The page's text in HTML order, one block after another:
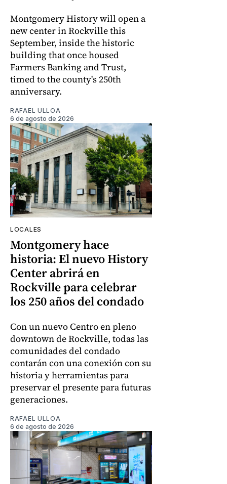
Montgomery History will open a
new center in Rockville this
September, inside the historic
building that once housed
Farmers Banking and Trust,
timed to the county's 250th
anniversary.
RAFAEL ULLOA
6 de agosto de 2026
LOCALES
Montgomery hace
historia: El nuevo History
Center abrirá en
Rockville para celebrar
los 250 años del condado
Con un nuevo Centro en pleno
downtown de Rockville, todas las
comunidades del condado
contarán con una conexión con su
historia y herramientas para
preservar el presente para futuras
generaciones.
RAFAEL ULLOA
6 de agosto de 2026